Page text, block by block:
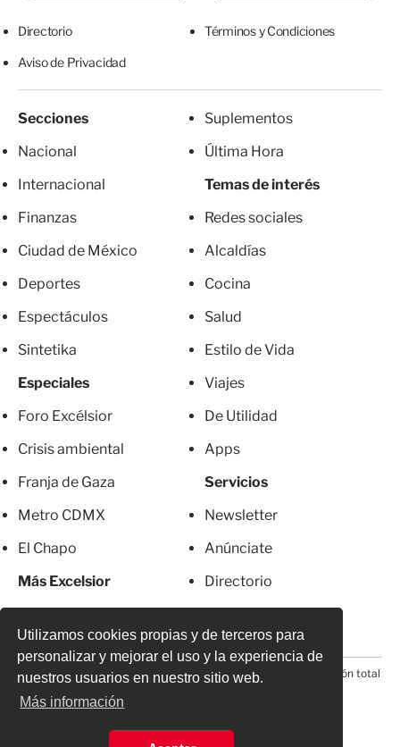
Utilizamos cookies propias y de terceros para
personalizar y mejorar el uso y la experiencia de
nuestros usuarios en nuestro sitio web.
Más información
Directorio Términos y Condiciones
Aviso de Privacidad
Secciones
Nacional
Internacional
Finanzas
Ciudad de México
Deportes
Espectáculos
Sintetika
Especiales
Foro Excélsior
Crisis ambiental
Franja de Gaza
Metro CDMX
El Chapo
Más Excelsior
Suplementos
Última Hora
Temas de interés
Redes sociales
Alcaldías
Cocina
Salud
Estilo de Vida
Viajes
De Utilidad
Apps
Servicios
Newsletter
Anúnciate
Directorio
© 2026 Todos los derechos reservados. Prohibida la reproducción total
o parcial, incluyendo cualquier medio electrónico*